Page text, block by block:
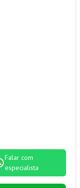
Falar com
especialista